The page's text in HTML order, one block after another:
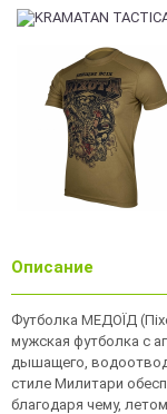
Описание
Футболка МЕДОЇД
мужская футболка с
дышащего,
стиле Милитари
благодаря чему,